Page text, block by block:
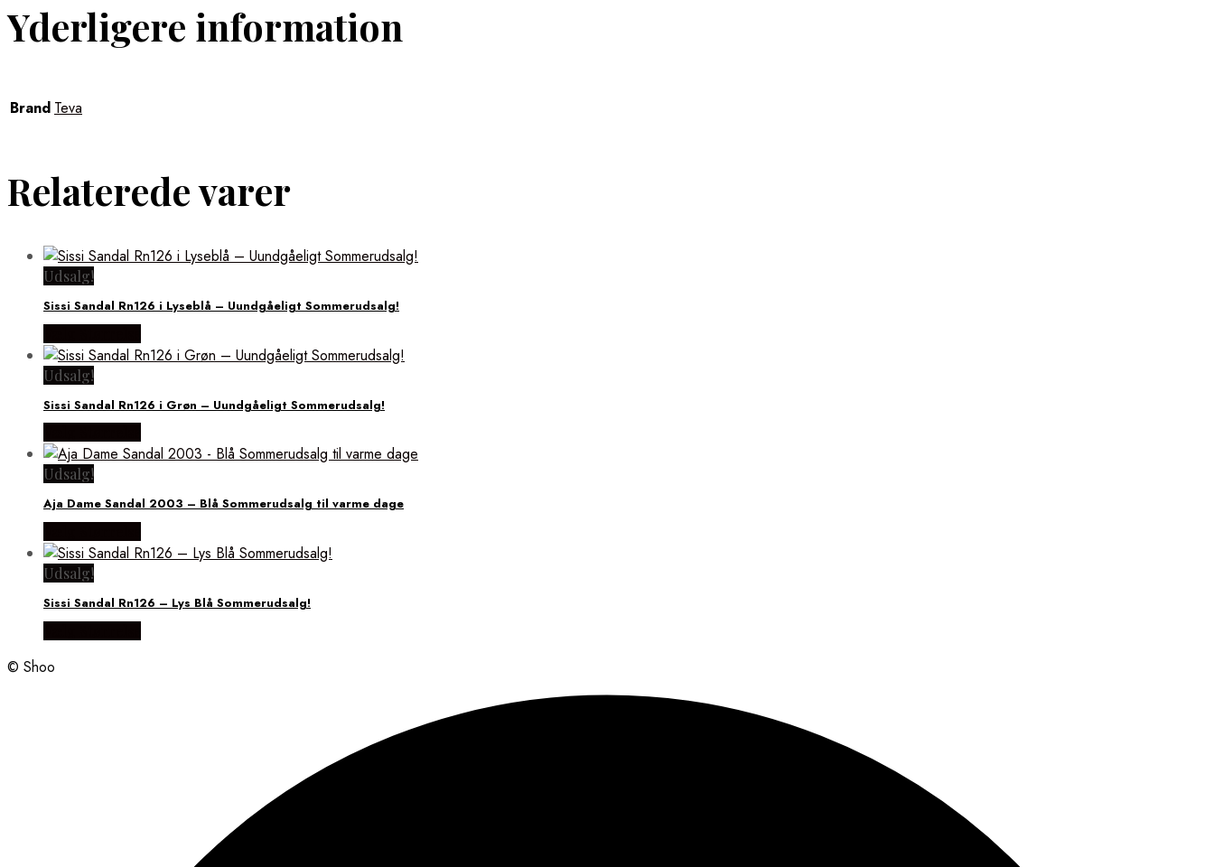
Yderligere information
Brand Teva
Relaterede varer
Udsalg!
Sissi Sandal Rn126 i Lyseblå – Uundgåeligt Sommerudsalg!
Udsalg!
Sissi Sandal Rn126 i Grøn – Uundgåeligt Sommerudsalg!
Udsalg!
Aja Dame Sandal 2003 – Blå Sommerudsalg til varme dage
Udsalg!
Sissi Sandal Rn126 – Lys Blå Sommerudsalg!
© Shoo